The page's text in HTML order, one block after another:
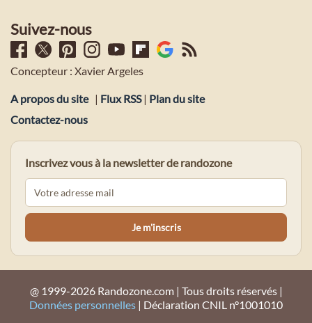
Suivez-nous
Concepteur : Xavier Argeles
A propos du site | Flux RSS| Plan du site
Contactez-nous
Inscrivez vous à la newsletter de randozone
@ 1999-2026 Randozone.com | Tous droits réservés |
Données personnelles | Déclaration CNIL n°1001010